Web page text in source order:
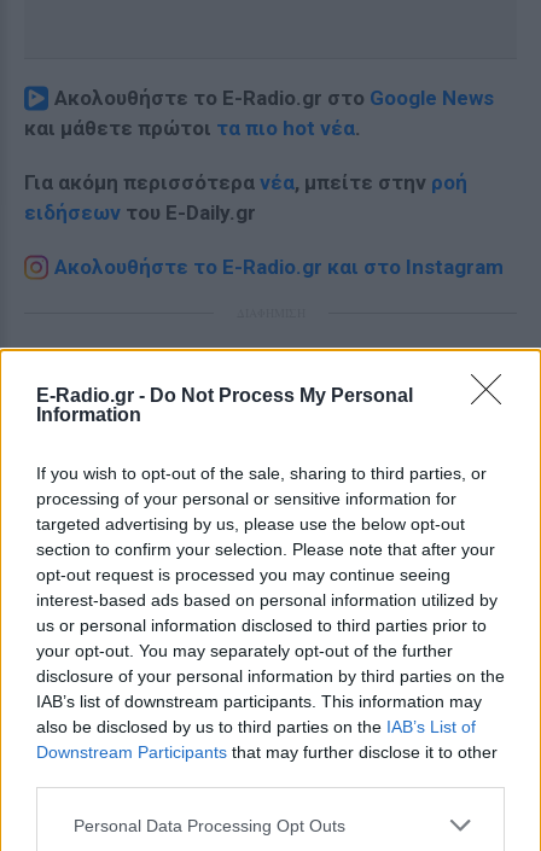
E-Radio.gr - Do Not Process My Personal
Information
If you wish to opt-out of the sale, sharing to third parties, or
processing of your personal or sensitive information for
targeted advertising by us, please use the below opt-out
section to confirm your selection. Please note that after your
opt-out request is processed you may continue seeing
interest-based ads based on personal information utilized by
us or personal information disclosed to third parties prior to
your opt-out. You may separately opt-out of the further
disclosure of your personal information by third parties on the
IAB’s list of downstream participants. This information may
also be disclosed by us to third parties on the IAB’s List of
Downstream Participants that may further disclose it to other
Personal Data Processing Opt Outs
Ακολουθήστε το E-Radio.gr στο Google News
και μάθετε πρώτοι τα πιο hot νέα.
Για ακόμη περισσότερα νέα, μπείτε στην ροή
ειδήσεων του E-Daily.gr
Ακολουθήστε το E-Radio.gr και στο Instagram